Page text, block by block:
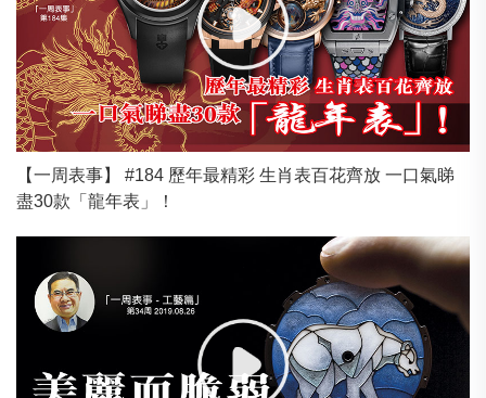
【一周表事】 #184 歷年最精彩 生肖表百花齊放 一口氣睇
盡30款「龍年表」！